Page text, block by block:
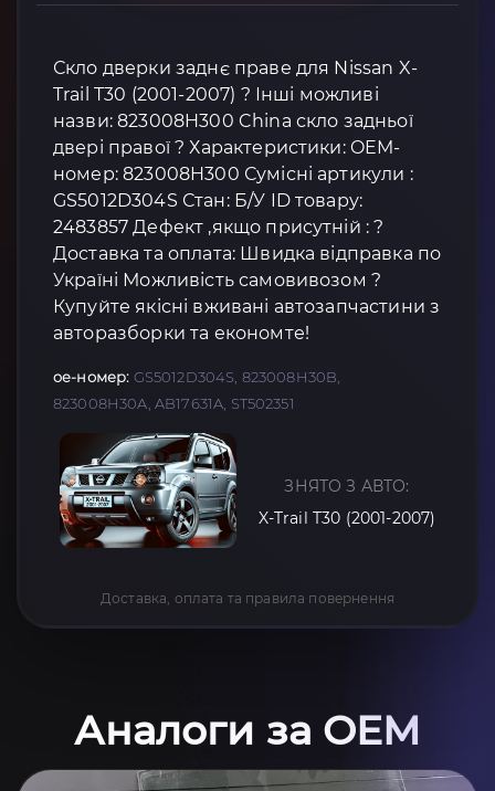
Скло дверки заднє праве для Nissan X-
Trail T30 (2001-2007) ? Інші можливі
назви: 823008H300 China скло задньої
двері правої ? Характеристики: OEM-
номер: 823008H300 Сумісні артикули :
GS5012D304S Стан: Б/У ID товару:
2483857 Дефект ,якщо присутній : ?
Доставка та оплата: Швидка відправка по
Україні Можливість самовивозом ?
Купуйте якісні вживані автозапчастини з
авторазборки та економте!
oe-номер: GS5012D304S, 823008H30B,
823008H30A, AB17631A, ST502351
ЗНЯТО З АВТО:
X-Trail T30 (2001-2007)
Доставка, оплата та правила повернення
Аналоги за OEM